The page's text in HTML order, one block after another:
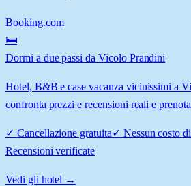
Booking.com
🛏️
Dormi a due passi da Vicolo Prandini
Hotel, B&B e case vacanza vicinissimi a
confronta prezzi e recensioni reali e
✓ Cancellazione gratuita✓ Nessun costo
Recensioni verificate
Vedi gli hotel →